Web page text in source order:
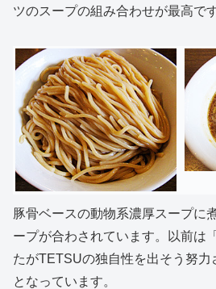
ツのスープの組み合わせが最高です
豚骨ベースの動物系濃厚スープに
ープが合わされています。以前は
たがTETSUの独自性を出そう努力
となっています。